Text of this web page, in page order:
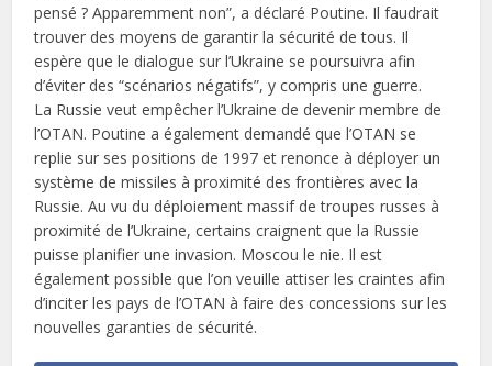
pensé ? Apparemment non”, a déclaré Poutine. Il faudrait
trouver des moyens de garantir la sécurité de tous. Il
espère que le dialogue sur l’Ukraine se poursuivra afin
d’éviter des “scénarios négatifs”, y compris une guerre.
La Russie veut empêcher l’Ukraine de devenir membre de
l’OTAN. Poutine a également demandé que l’OTAN se
replie sur ses positions de 1997 et renonce à déployer un
système de missiles à proximité des frontières avec la
Russie. Au vu du déploiement massif de troupes russes à
proximité de l’Ukraine, certains craignent que la Russie
puisse planifier une invasion. Moscou le nie. Il est
également possible que l’on veuille attiser les craintes afin
d’inciter les pays de l’OTAN à faire des concessions sur les
nouvelles garanties de sécurité.